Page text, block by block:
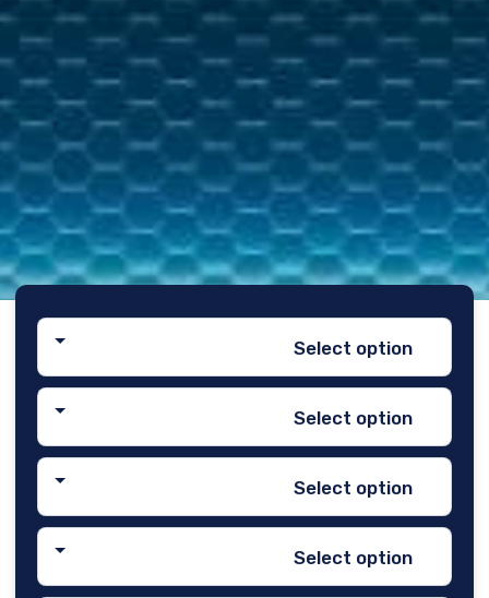
Select option
Select option
Select option
Select option